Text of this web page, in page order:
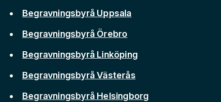
Begravningsbyrå Uppsala
Begravningsbyrå Örebro
Begravningsbyrå Linköping
Begravningsbyrå Västerås
Begravningsbyrå Helsingborg